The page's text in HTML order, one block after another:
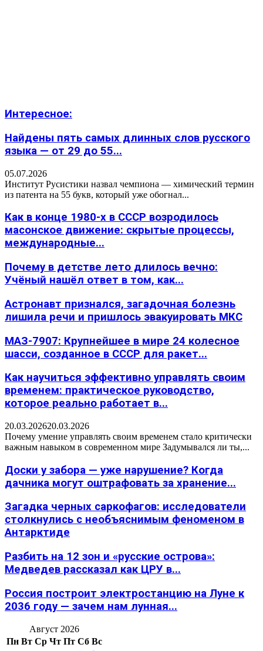
Интересное:
Найдены пять самых длинных слов русского
языка — от 29 до 55...
05.07.2026
Институт Русистики назвал чемпиона — химический термин
из патента на 55 букв, который уже обогнал...
Как в конце 1980-х в СССР возродилось
масонское движение: скрытые процессы,
международные...
Почему в детстве лето длилось вечно:
Учёный нашёл ответ в том, как...
Астронавт признался, загадочная болезнь
лишила речи и пришлось эвакуировать МКС
МАЗ-7907: Крупнейшее в мире 24 колесное
шасси, созданное в СССР для ракет...
Как научиться эффективно управлять своим
временем: практическое руководство,
которое реально работает в...
20.03.202620.03.2026
Почему умение управлять своим временем стало критически
важным навыком в современном мире Задумывался ли ты,...
Доски у забора — уже нарушение? Когда
дачника могут оштрафовать за хранение...
Загадка черных саркофагов: исследователи
столкнулись с необъяснимым феноменом в
Антарктиде
Разбить на 12 зон и «русские острова»:
Медведев рассказал как ЦРУ в...
Россия построит электростанцию на Луне к
2036 году — зачем нам лунная...
Август 2026
Пн Вт Ср Чт Пт Сб Вс